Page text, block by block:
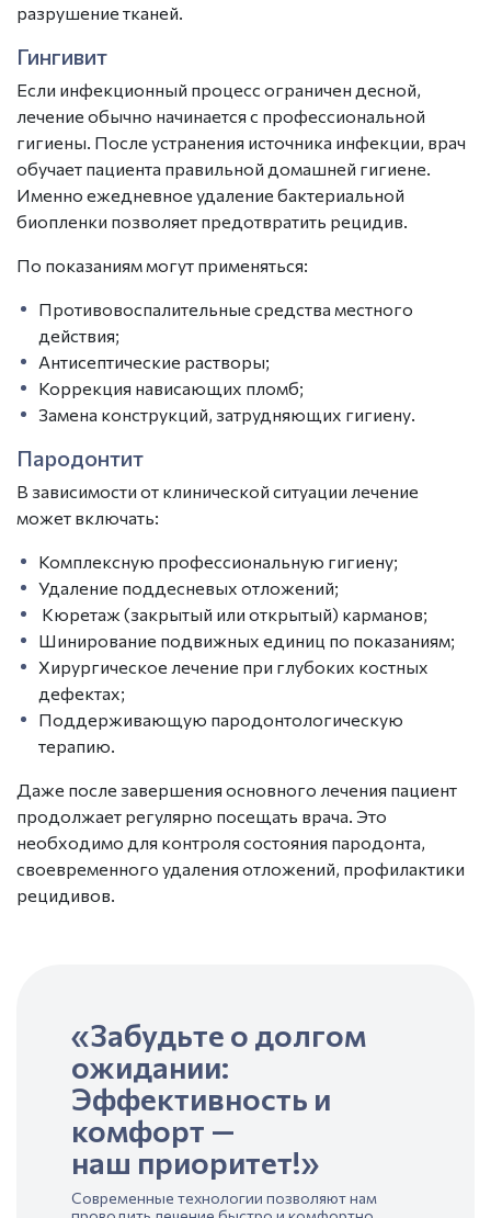
разрушение тканей.
Гингивит
Если инфекционный процесс ограничен десной,
лечение обычно начинается с профессиональной
гигиены. После устранения источника инфекции, врач
обучает пациента правильной домашней гигиене.
Именно ежедневное удаление бактериальной
биопленки позволяет предотвратить рецидив.
По показаниям могут применяться:
Противовоспалительные средства местного
действия;
Антисептические растворы;
Коррекция нависающих пломб;
Замена конструкций, затрудняющих гигиену.
Пародонтит
В зависимости от клинической ситуации лечение
может включать:
Комплексную профессиональную гигиену;
Удаление поддесневых отложений;
Кюретаж (закрытый или открытый) карманов;
Шинирование подвижных единиц по показаниям;
Хирургическое лечение при глубоких костных
дефектах;
Поддерживающую пародонтологическую
терапию.
Даже после завершения основного лечения пациент
продолжает регулярно посещать врача. Это
необходимо для контроля состояния пародонта,
своевременного удаления отложений, профилактики
рецидивов.
«Забудьте о долгом
ожидании:
Эффективность и
комфорт —
наш приоритет!»
Современные технологии позволяют нам